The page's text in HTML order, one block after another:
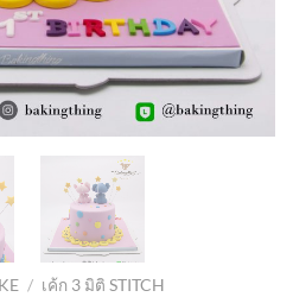
/ เค้ก 3 มิติ STITCH